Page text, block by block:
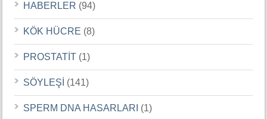
HABERLER (94)
KÖK HÜCRE (8)
PROSTATİT (1)
SÖYLEŞİ (141)
SPERM DNA HASARLARI (1)